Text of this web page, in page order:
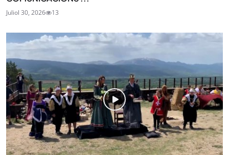
Juliol 30, 2026 13